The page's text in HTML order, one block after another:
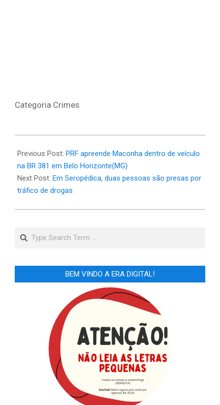
Categoria Crimes
04-
13
Previous Post: PRF apreende Maconha dentro de veículo
na BR 381 em Belo Horizonte(MG)
Next Post: Em Seropédica, duas pessoas são presas por
tráfico de drogas
Search
BEM VINDO A ERA DIGITAL!